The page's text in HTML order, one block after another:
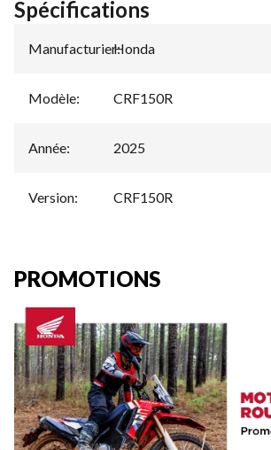
Spécifications
Manufacturier:
Honda
Modèle: CRF150R
Année: 2025
Version: CRF150R
PROMOTIONS